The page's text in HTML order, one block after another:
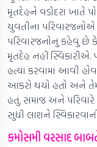
મૃતદેહને વડોદરા ખાતે
યુવતીના
પરિવારજનોનું કહેવું છે
મૃતદેહ નહીં સ્વિકારીએ.
હત્યા કરવામાં આવી
આકરો થયો હતો અને
હતું. સમાજ અને
સુધી લાશને
કમોસમી વરસાદ